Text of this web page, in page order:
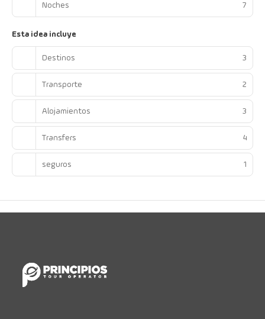
Noches 7
Esta idea incluye
Destinos 3
Transporte 2
Alojamientos 3
Transfers 4
seguros 1